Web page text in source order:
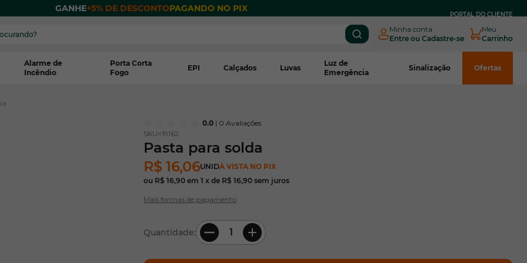
GANHE+5% DE DESCONTOPAGANDO NO PIX
PORTAL DO CLIENTE
Minha conta
Entre ou Cadastre-se
Meu
Carrinho
Alarme de
Incêndio
Porta Corta
Fogo
EPI Calçados Luvas
Luz de
Emergência
Sinalização Ofertas
0.0 | 0 Avaliações
SKU=19162
Pasta para solda
R$ 16,06UNIDÀ VISTA NO PIX
ou R$ 16,90 em 1 x de R$ 16,90 sem juros
Mais formas de pagamento
Quantidade: